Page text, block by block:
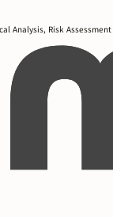
Analysis, Risk Assessment